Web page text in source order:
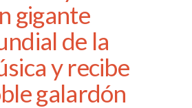
gigante
de la
y recibe
galardón